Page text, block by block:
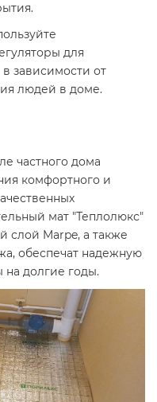
для
зависимости от
людей в доме.
частного дома
комфортного и
мат "Теплолюкс"
слой Marpe, а также
обеспечат надежную
долгие годы.